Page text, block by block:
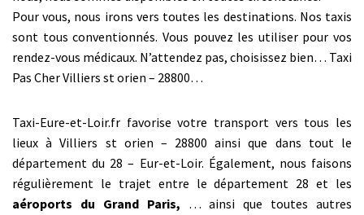
Pour vous, nous irons vers toutes les destinations. Nos taxis
sont tous conventionnés. Vous pouvez les utiliser pour vos
rendez-vous médicaux. N’attendez pas, choisissez bien… Taxi
Pas Cher Villiers st orien – 28800…
Taxi-Eure-et-Loir.fr favorise votre transport vers tous les
lieux à Villiers st orien – 28800 ainsi que dans tout le
département du 28 – Eur-et-Loir. Également, nous faisons
régulièrement le trajet entre le département 28 et les
aéroports du Grand Paris, … ainsi que toutes autres